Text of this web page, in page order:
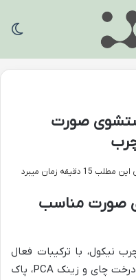
صورت
15 دقیقه زمان میبرد
صورت مناسب
با ترکیبات فعال
خود از جمله سالیسیلیک اسید، روغن درخت چای و زینک PCA، پاک